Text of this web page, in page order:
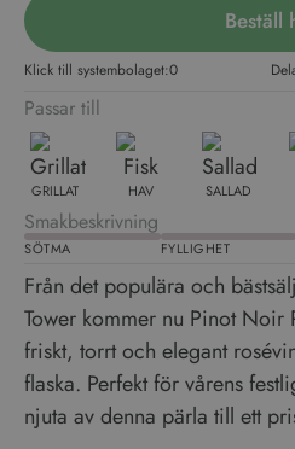
Beställ
Klick till systembolaget:0
Passar till
GRILLAT HAV SALLAD
Smakbeskrivning
SÖTMA FYLLIGHET
Från det populära och
Tower kommer nu Pinot
friskt, torrt och elegant
flaska. Perfekt för vårens
njuta av denna pärla till ett